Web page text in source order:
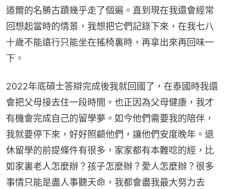
道爾的名勝古蹟幾乎走了個遍。直到現在我還會經常
回想起當時的情景，我想把它們記錄下來，在我七八
十歲不能遠行只能坐在搖椅裏時，再拿出來再回味一
下。
2022年底碩士答辯完成後我就回國了，在泰國時我還
會把父母接去住一段時間。也正因為父母健康，我才
有機會完成自己的留學夢。如今他們需要我的陪伴，
我就要停下來，好好照顧他們，讓他們安度晚年。退
休留學的前提條件有很多，家家都有本難唸的經，比
如家裏老人怎麼辦？孩子怎麼辦？愛人怎麼辦？很多
事情只能是盡人事聽天命，我都會盡我最大努力去